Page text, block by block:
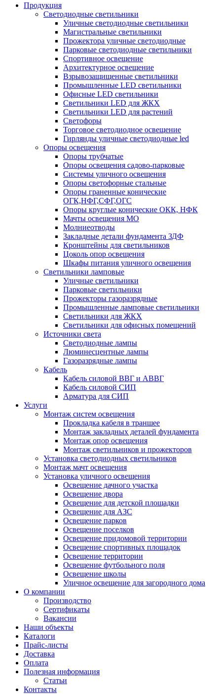
Продукция
Светодиодные светильники
Уличные светодиодные светильники
Магистральные светильники
Прожектора уличные светодиодные
Парковые светодиодные светильники
Спортивное освещение
Архитектурное освещение
Взрывозащищенные светильники
Промышленные LED светильники
Офисные LED светильники
Cветильники LED для ЖКХ
Светильники LED для растений
Светофоры
Торговое светодиодное освещение
Гирлянды уличные светодиодные led
Опоры освещения
Опоры трубчатые
Опоры освещения садово-парковые
Системы уличного освещения
Опоры светофорные стальные
Опоры граненные конические
ОГК,НФГ,СФГ,ОГС
Опоры круглые конические ОКК, НФК
Мачты освещения МО
Молниеотводы
Закладные детали фундамента ЗДФ
Кронштейны для светильников
Цоколь опор освещения
Шкафы питания уличного освещения
Светильники ламповые
Уличные светильники
Парковые светильники
Прожекторы газоразрядные
Промышленные ламповые светильники
Светильники для ЖКХ
Светильники для офисных помещений
Источники света
Светодиодные лампы
Люминесцентные лампы
Газоразрядные лампы
Кабель
Кабель силовой ВВГ и АВВГ
Кабель силовой СИП
Арматура для СИП
Услуги
Монтаж систем освещения
Прокладка кабеля в траншее
Монтаж закладных деталей фундамента
Монтаж опор освещения
Монтаж светильников и прожекторов
Установка светодиодных светильников
Монтаж мачт освещения
Установка уличного освещения
Освещение дачного участка
Освещение двора
Освещение для детской площадки
Освещение для АЗС
Освещение парков
Освещение поселков
Освещение придомовой территории
Освещение спортивных площадок
Освещение территории
Освещение футбольного поля
Освещение школы
Уличное освещение для загородного дома
О компании
Производство
Сертификаты
Вакансии
Наши объекты
Каталоги
Прайс-листы
Доставка
Оплата
Полезная информация
Статьи
Контакты